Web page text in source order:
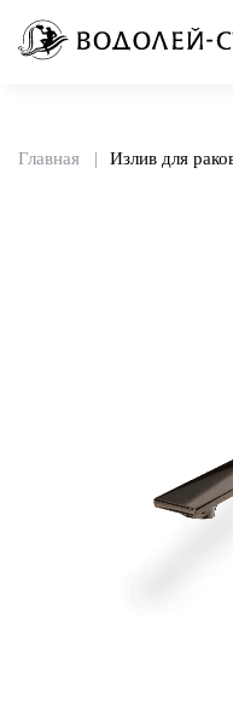
Главная Излив для